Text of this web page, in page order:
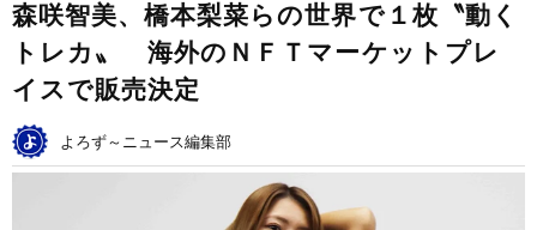
森咲智美、橋本梨菜らの世界で１枚〝動く
トレカ〟 海外のＮＦＴマーケットプレ
イスで販売決定
よろず～ニュース編集部